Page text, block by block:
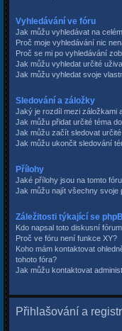
Vyhledávání ve fóru
Jak můžu vyhledávat na
Proč moje vyhledávání nic
Proč se mi po vyhledávání
Jak můžu vyhledat určité
Jak můžu vyhledat svoje
Sledování a záložky
Jaký je rozdíl mezi záložkami
Jak můžu přidat určité téma
Jak můžu začít sledovat
Jak můžu ukončit sledování
Přílohy
Jaké přílohy jsou na tomto
Jak můžu najít všechny svoje
Záležitosti týkající se
Kdo napsal toto diskusní
Proč ve fóru není funkce XY?
Koho mám kontaktovat
tohoto fóra?
Jak můžu kontaktovat
Přihlašování a